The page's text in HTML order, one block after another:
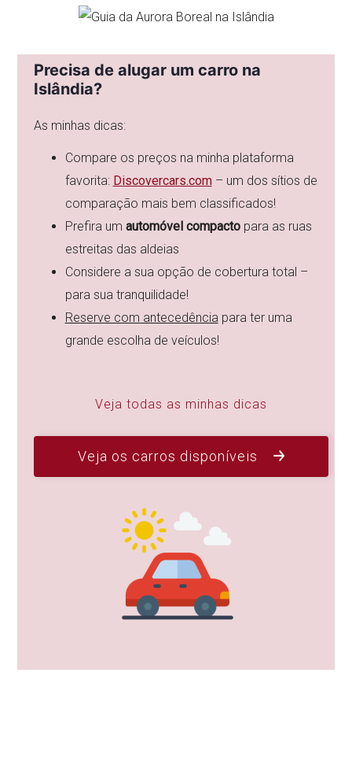
Precisa de alugar um carro na
Islândia?
As minhas dicas:
Compare os preços na minha plataforma
favorita: Discovercars.com – um dos sítios de
comparação mais bem classificados!
Prefira um automóvel compactopara as ruas
estreitas das aldeias
Considere a sua opção de cobertura total –
para sua tranquilidade!
Reserve com antecedência para ter uma
grande escolha de veículos!
Veja todas as minhas dicas
Veja os carros disponíveis